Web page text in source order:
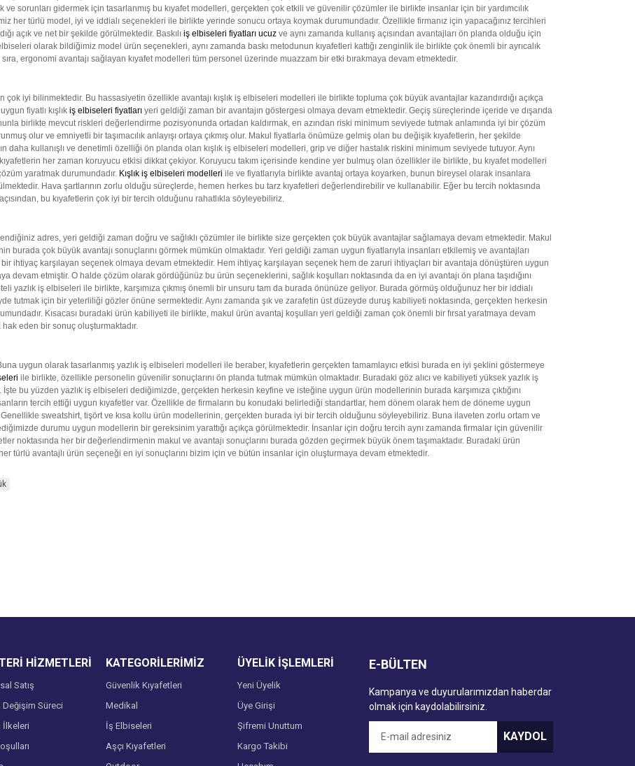
ve sorunları gidermek için tasarlanmış bu kıyafet modelleri, gerçekten çok etkili ve güvenilir çözümler ile birlikte insanlar için bir yardımcılık
her türlü model, iyi ve iddialı seçenekleri ile birlikte yerinde sonucu ortaya koymak durumundadır. Özellikle firmanız için yapacağınız tercihleri
açık ve net bir şekilde görülmektedir. Baskılı iş elbiseleri fiyatları ucuz ve aynı zamanda kullanış açısından avantajları ön planda olduğu için
olarak bildiğimiz model ürün seçenekleri, aynı zamanda baskı metodunun kıyafetleri kattığı zenginlik ile birlikte çok önemli bir ayrıcalık
ergonomi avantajı sağlayan kıyafet modelleri tüm personel üzerinde muazzam bir etki bırakmaya devam etmektedir.
çok iyi bilinmektedir. Bu hassasiyetin özellikle avantajı kışlık iş elbiseleri modelleri ile birlikte topluma çok büyük avantajlar kazandırdığı açıkça
fiyatlı kışlık iş elbiseleri fiyatları yeri geldiği zaman bir avantajın göstergesi olmaya devam etmektedir. Geçiş süreçlerinde içeride ve dışarıda
birlikte mevcut riskleri değerlendirme pozisyonunda ortadan kaldırmak, en azından riski minimum seviyede tutmak anlamında iyi bir çözüm
olur ve emniyetli bir taşımacılık anlayışı ortaya çıkmış olur. Makul fiyatlarla önümüze gelmiş olan bu değişik kıyafetlerin, her şekilde
daha kullanışlı ve denetimli özelliği ön planda olan kışlık iş elbiseleri modelleri, grip ve diğer hastalık riskini minimum seviyede tutuyor. Aynı
her zaman koruyucu etkisi dikkat çekiyor. Koruyucu takım içerisinde kendine yer bulmuş olan özellikler ile birlikte, bu kıyafet modelleri
yaratmak durumundadır. Kışlık iş elbiseleri modelleri ile ve fiyatlarıyla birlikte avantaj ortaya koyarken, bunun bireysel olarak insanlara
Hava şartlarının zorlu olduğu süreçlerde, hemen herkes bu tarz kıyafetleri değerlendirebilir ve kullanabilir. Eğer bu tercih noktasında
bu kıyafetlerin çok iyi bir tercih olduğunu rahatlıkla söyleyebiliriz.
adres, yeri geldiği zaman doğru ve sağlıklı çözümler ile birlikte size gerçekten çok büyük avantajlar sağlamaya devam etmektedir. Makul
çok büyük avantajı sonuçlarını görmek mümkün olmaktadır. Yeri geldiği zaman uygun fiyatlarıyla insanları etkilemiş ve avantajları
ihtiyaç karşılayan seçenek olmaya devam etmektedir. Hem ihtiyaç karşılayan seçenek hem de zaruri ihtiyaçları bir avantaja dönüştüren uygun
etmiştir. O halde çözüm olarak gördüğünüz bu ürün seçeneklerini, sağlık koşulları noktasında da en iyi avantajı ön plana taşıdığını
yazlık iş elbiseleri ile birlikte, karşımıza çıkmış önemli bir unsuru tam da burada önünüze geliyor. Burada görmüş olduğunuz her bir iddialı
tutmak için bir yeterliliği gözler önüne sermektedir. Aynı zamanda şık ve zarafetin üst düzeyde duruş kabiliyeti noktasında, gerçekten herkesin
Kısacası buradaki ürün kabiliyeti ile birlikte, makul ürün avantaj koşulları yeri geldiği zaman çok önemli bir fırsat yaratmaya devam
hak eden bir sonuç oluşturmaktadır.
uygun olarak tasarlanmış yazlık iş elbiseleri modelleri ile beraber, kıyafetlerin gerçekten tamamlayıcı etkisi burada en iyi şeklini göstermeye
ile birlikte, özellikle personelin güvenilir sonuçlarını ön planda tutmak mümkün olmaktadır. Buradaki göz alıcı ve kabiliyeti yüksek yazlık iş
bu yüzden yazlık iş elbiseleri dediğimizde, gerçekten herkesin keyfine ve isteğine uygun ürün modellerinin burada karşımıza çıktığını
tercih ettiği uygun kıyafetler var. Özellikle de firmaların bu konudaki belirlediği standartlar, hem dönem olarak hem de döneme uygun
sweatshirt, tişört ve kısa kollu ürün modellerinin, gerçekten burada iyi bir tercih olduğunu söyleyebiliriz. Buna ilaveten zorlu ortam ve
durumu uygun modellerin bir gereksinim yarattığı açıkça görülmektedir. İnsanlar için doğru tercih aynı zamanda firmalar için güvenilir
noktasında her bir değerlendirmenin makul ve avantajı sonuçlarını burada gözden geçirmek büyük önem taşımaktadır. Buradaki ürün
türlü avantajlı ürün seçeneği en iyi sonuçlarını bizim için ve bütün insanlar için oluşturmaya devam etmektedir.
HİZMETLERİ
Satış
Değişim Süreci
İlkeleri
KATEGORİLERİMİZ
Güvenlik Kıyafetleri
Medikal
İş Elbiseleri
Aşçı Kıyafetleri
ÜYELİK İŞLEMLERİ
Yeni Üyelik
Üye Girişi
Şifremi Unuttum
Kargo Takibi
E-BÜLTEN
Kampanya ve duyurularımızdan haberdar
olmak için kaydolabilirsiniz.
KAYDOL